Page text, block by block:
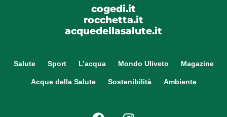
cogedi.it
rocchetta.it
acquedellasalute.it
Salute Sport L’acqua Mondo Uliveto Magazine
Acque della Salute Sostenibilità Ambiente